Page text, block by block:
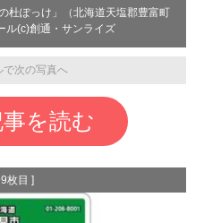
ぽっけ」（北海道天塩郡豊富町
ル(c)創通・サンライズ
で次の写真へ
を読む
枚目 ]